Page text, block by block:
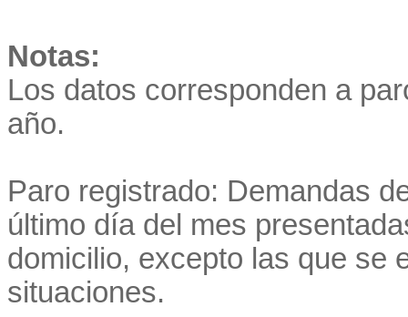
Notas:
Los datos corresponden a
año.
Paro registrado: Demandas
último día del mes
domicilio, excepto las que se
situaciones.